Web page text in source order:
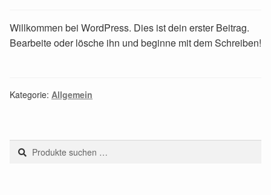
Willkommen bei WordPress. Dies ist dein erster Beitrag.
Bearbeite oder lösche ihn und beginne mit dem Schreiben!
Kategorie: Allgemein
Suchen
nach:
Suchen